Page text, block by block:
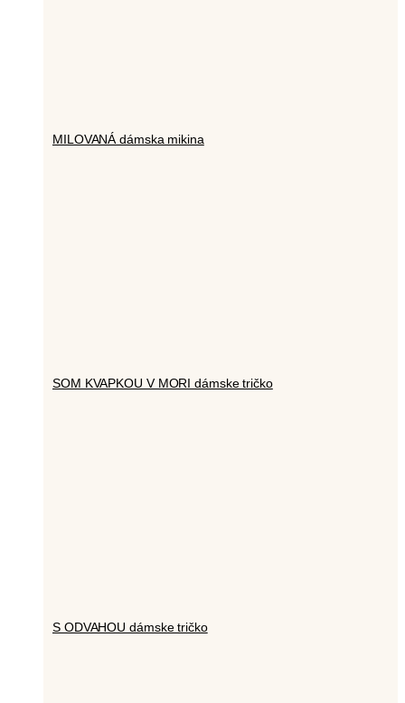
MILOVANÁ dámska mikina
SOM KVAPKOU V MORI dámske tričko
S ODVAHOU dámske tričko